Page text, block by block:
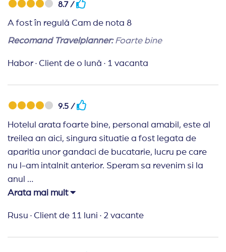
8.7 /
A fost în regulă Cam de nota 8
Recomand Travelplanner: Foarte bine
Habor · Client de o lună · 1 vacanta
9.5 /
Hotelul arata foarte bine, personal amabil, este al
treilea an aici, singura situatie a fost legata de
aparitia unor gandaci de bucatarie, lucru pe care
nu l-am intalnit anterior. Speram sa revenim si la
anul
Recomand Travelplanner:
Arata mai mult
Rusu · Client de 11 luni · 2 vacante